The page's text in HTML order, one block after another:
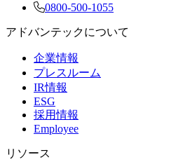
0800-500-1055
アドバンテックについて
企業情報
プレスルーム
IR情報
ESG
採用情報
Employee
リソース